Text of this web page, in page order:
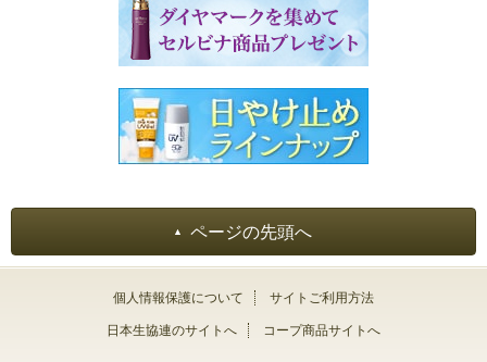
ページの先頭へ
個人情報保護について サイトご利用方法
日本生協連のサイトへ コープ商品サイトへ